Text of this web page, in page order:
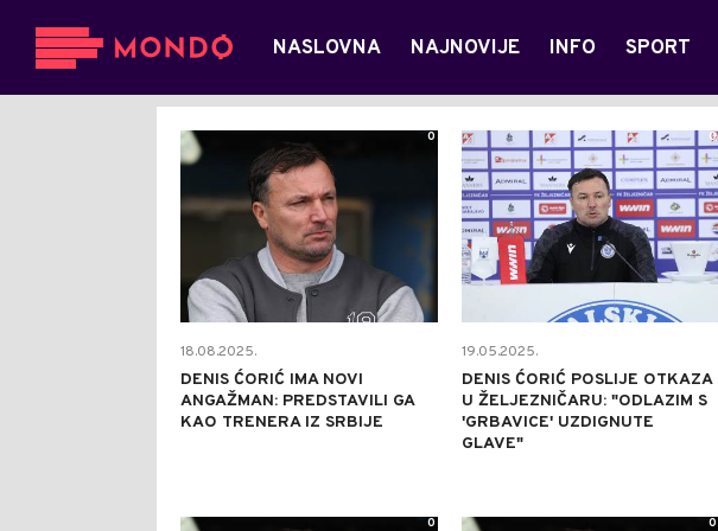
NASLOVNA NAJNOVIJE INFO SPORT
18.08.2025.
DENIS ĆORIĆ IMA NOVI
ANGAŽMAN: PREDSTAVILI GA
KAO TRENERA IZ SRBIJE
0
19.05.2025.
DENIS ĆORIĆ POSLIJE OTKAZA
U ŽELJEZNIČARU: "ODLAZIM S
'GRBAVICE' UZDIGNUTE
GLAVE"
0
0 0